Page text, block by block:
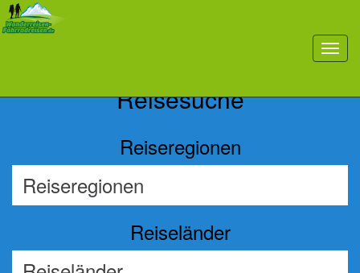
toggle
Reisesuche
Reiseregionen
Reiseländer